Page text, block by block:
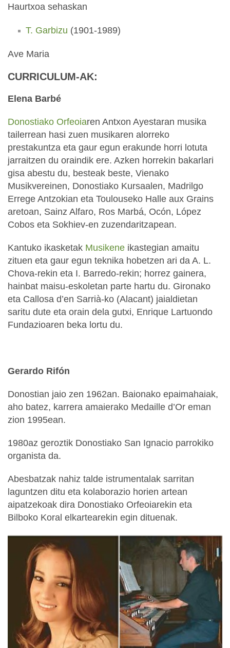
Haurtxoa sehaskan
T. Garbizu (1901-1989)
Ave Maria
CURRICULUM-AK:
Elena Barbé
Donostiako Orfeoiaren Antxon Ayestaran musika
tailerrean hasi zuen musikaren alorreko
prestakuntza eta gaur egun erakunde horri lotuta
jarraitzen du oraindik ere. Azken horrekin bakarlari
gisa abestu du, besteak beste, Vienako
Musikvereinen, Donostiako Kursaalen, Madrilgo
Errege Antzokian eta Toulouseko Halle aux Grains
aretoan, Sainz Alfaro, Ros Marbá, Ocón, López
Cobos eta Sokhiev-en zuzendaritzapean.
Kantuko ikasketak Musikene ikastegian amaitu
zituen eta gaur egun teknika hobetzen ari da A. L.
Chova-rekin eta I. Barredo-rekin; horrez gainera,
hainbat maisu-eskoletan parte hartu du. Gironako
eta Callosa d’en Sarrià-ko (Alacant) jaialdietan
saritu dute eta orain dela gutxi, Enrique Lartuondo
Fundazioaren beka lortu du.
Gerardo Rifón
Donostian jaio zen 1962an. Baionako epaimahaiak,
aho batez, karrera amaierako Medaille d’Or eman
zion 1995ean.
1980az geroztik Donostiako San Ignacio parrokiko
organista da.
Abesbatzak nahiz talde istrumentalak sarritan
laguntzen ditu eta kolaborazio horien artean
aipatzekoak dira Donostiako Orfeoiarekin eta
Bilboko Koral elkartearekin egin dituenak.